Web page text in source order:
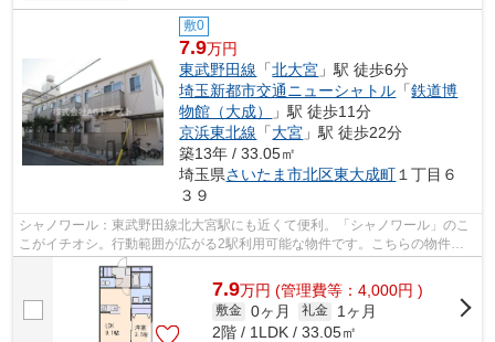
敷0
7.9万円
東武野田線 「北大宮 」駅 徒歩6分
埼玉新都市交通ニューシャトル 「鉄道博
物館（大成）
」駅 徒歩11分
京浜東北線 「大宮 」駅 徒歩22分
築13年 / 33.05㎡
埼玉県さいたま市北区東大成町１丁目６
３９
シャノワール：東武野田線北大宮駅にも近くて便利。「シャノワール」のこ
こがイチオシ。行動範囲が広がる2駅利用可能な物件です。こちらの物件は
アパートです。できるだけ早めに不動産...
7.9万円 (管理費等：4,000円 )
敷金 0ヶ月 礼金
1ヶ月
2階 / 1LDK / 33.05㎡